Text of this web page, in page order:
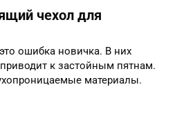
чехол для
ошибка новичка. В них
приводит к застойным пятнам.
материалы.